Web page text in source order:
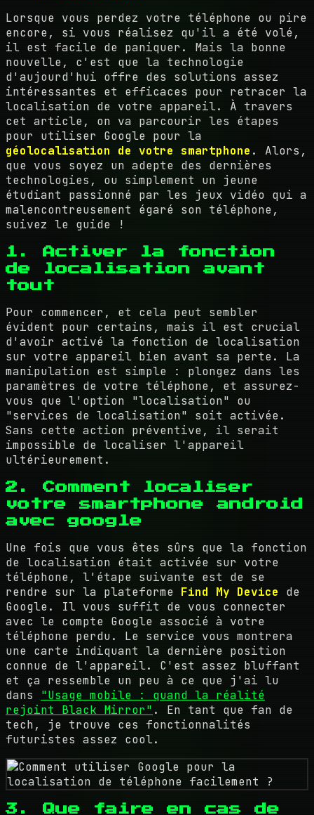
Lorsque vous perdez votre téléphone ou pire
encore, si vous réalisez qu'il a été volé,
il est facile de paniquer. Mais la bonne
nouvelle, c'est que la technologie
d'aujourd'hui offre des solutions assez
intéressantes et efficaces pour retracer la
localisation de votre appareil. À travers
cet article, on va parcourir les étapes
pour utiliser Google pour la
géolocalisation de votre smartphone . Alors,
que vous soyez un adepte des dernières
technologies, ou simplement un jeune
étudiant passionné par les jeux vidéo qui a
malencontreusement égaré son téléphone,
suivez le guide !
1. Activer la fonction
de localisation avant
tout
Pour commencer, et cela peut sembler
évident pour certains, mais il est crucial
d'avoir activé la fonction de localisation
sur votre appareil bien avant sa perte. La
manipulation est simple : plongez dans les
paramètres de votre téléphone, et assurez-
vous que l'option "localisation" ou
"services de localisation" soit activée.
Sans cette action préventive, il serait
impossible de localiser l'appareil
ultérieurement.
2. Comment localiser
votre smartphone android
avec google
Une fois que vous êtes sûrs que la fonction
de localisation était activée sur votre
téléphone, l'étape suivante est de se
rendre sur la plateforme Find My Device de
Google. Il vous suffit de vous connecter
avec le compte Google associé à votre
téléphone perdu. Le service vous montrera
une carte indiquant la dernière position
connue de l'appareil. C'est assez bluffant
et ça ressemble un peu à ce que j'ai lu
dans "Usage mobile : quand la réalité
rejoint Black Mirror" . En tant que fan de
tech, je trouve ces fonctionnalités
futuristes assez cool.
3. Que faire en cas de